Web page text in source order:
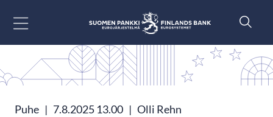
Puhe | 7.8.2025 13.00 | Olli Rehn